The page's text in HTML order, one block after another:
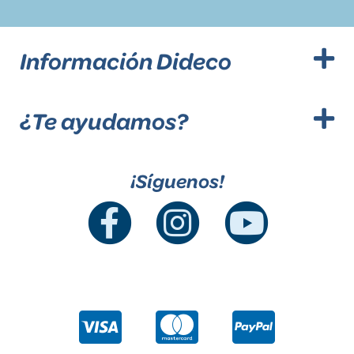
Información Dideco
¿Te ayudamos?
¡Síguenos!